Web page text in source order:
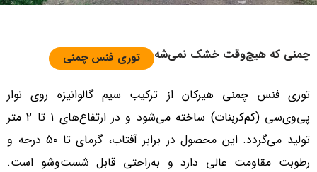
چمنی که هیچ‌وقت خشک نمی‌شه توری فنس چمنی
توری فنس چمنی هیرکان از ترکیب سیم گالوانیزه روی نوار
پی‌وی‌سی (کم‌کربنات) ساخته می‌شود و در ارتفاع‌های ۱ تا ۲ متر
تولید می‌گردد. این محصول در برابر آفتاب، گرمای تا ۵۰ درجه و
رطوبت مقاومت عالی دارد و به‌راحتی قابل شست‌وشو است.